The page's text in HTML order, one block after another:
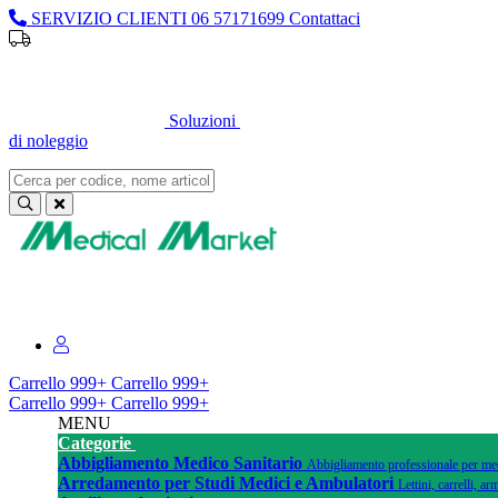
SERVIZIO CLIENTI 06 57171699 Contattaci
Soluzioni
di noleggio
Carrello 999+ Carrello 999+
Carrello 999+ Carrello 999+
MENU
Categorie
Abbigliamento Medico Sanitario Abbigliamento professionale per
Arredamento per Studi Medici e Ambulatori Lettini, carrelli,